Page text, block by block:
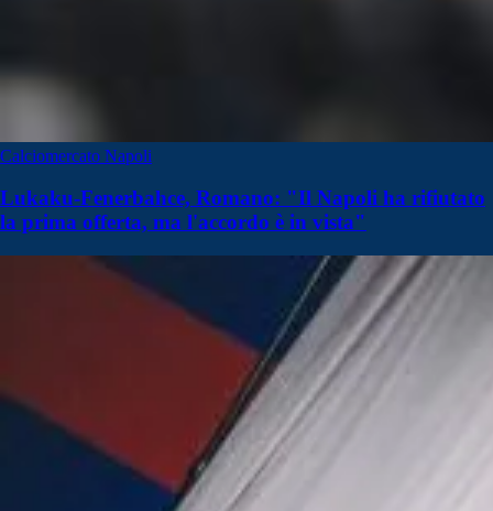
Calciomercato Napoli
Lukaku-Fenerbahce, Romano: "Il Napoli ha rifiutato
la prima offerta, ma l'accordo è in vista"